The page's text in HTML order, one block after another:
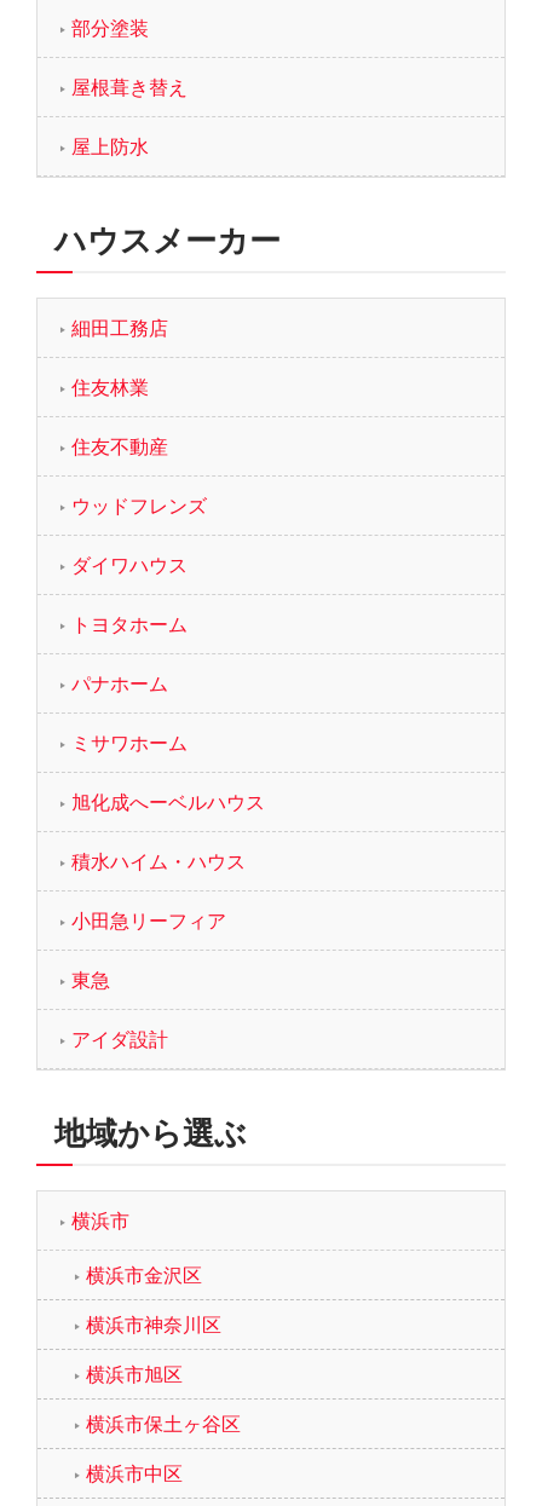
部分塗装
屋根葺き替え
屋上防水
ハウスメーカー
細田工務店
住友林業
住友不動産
ウッドフレンズ
ダイワハウス
トヨタホーム
パナホーム
ミサワホーム
旭化成へーベルハウス
積水ハイム・ハウス
小田急リーフィア
東急
アイダ設計
地域から選ぶ
横浜市
横浜市金沢区
横浜市神奈川区
横浜市旭区
横浜市保土ヶ谷区
横浜市中区